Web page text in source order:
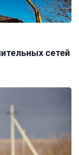
сетей